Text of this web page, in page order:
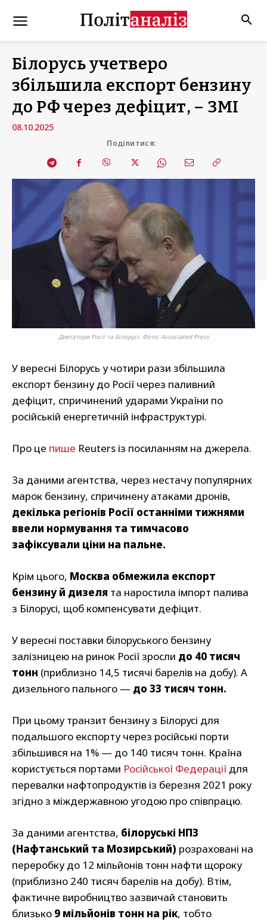
Білорусь учетверо
збільшила експорт бензину
до РФ через дефіцит, – ЗМІ
08.10.2025
Поділитися:
Диктатори Росії та Білорусі. Фото: Associated Press
У вересні Білорусь у чотири рази збільшила
експорт бензину до Росії через паливний
дефіцит, спричинений ударами України по
російській енергетичній інфраструктурі.
Про це пише Reuters із посиланням на джерела.
За даними агентства, через нестачу популярних
марок бензину, спричинену атаками дронів,
декілька регіонів Росії останніми тижнями
ввели нормування та тимчасово
зафіксували ціни на пальне.
Крім цього, Москва обмежила експорт
бензину й дизеля та наростила імпорт палива
з Білорусі, щоб компенсувати дефіцит.
У вересні поставки білоруського бензину
залізницею на ринок Росії зросли до 40 тисяч
тонн (приблизно 14,5 тисячі барелів на добу). А
дизельного пального — до 33 тисяч тонн.
При цьому транзит бензину з Білорусі для
подальшого експорту через російські порти
збільшився на 1% — до 140 тисяч тонн. Країна
користується портами Російської Федерації для
перевалки нафтопродуктів із березня 2021 року
згідно з міждержавною угодою про співпрацю.
За даними агентства, білоруські НПЗ
(Нафтанський та Мозирський) розраховані на
переробку до 12 мільйонів тонн нафти щороку
(приблизно 240 тисяч барелів на добу). Втім,
фактичне виробництво зазвичай становить
близько 9 мільйонів тонн на рік, тобто